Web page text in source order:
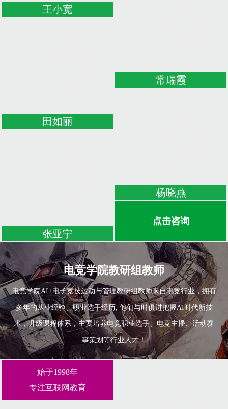
王小宽
田如丽
张亚宁
常瑞霞
杨晓燕
点击咨询
电竞学院教研组教师
电竞学院AI+电子竞技运动与管理教研组教师来自电竞行业，拥有
多年的从业经验、职业选手经历, 他们与时俱进把握AI时代新技
术，升级课程体系，主要培养电竞职业选手、电竞主播、活动赛
事策划等行业人才！
始于1998年
专注互联网教育